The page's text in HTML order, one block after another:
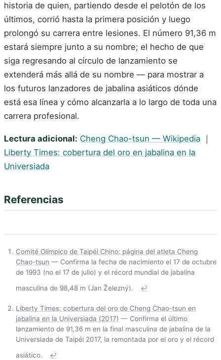
historia de quien, partiendo desde el pelotón de los
últimos, corrió hasta la primera posición y luego
prolongó su carrera entre lesiones. El número 91,36 m
estará siempre junto a su nombre; el hecho de que
siga regresando al círculo de lanzamiento se
extenderá más allá de su nombre — para mostrar a
los futuros lanzadores de jabalina asiáticos dónde
está esa línea y cómo alcanzarla a lo largo de toda una
carrera profesional.
Lectura adicional: Cheng Chao-tsun — Wikipedia ｜
Liberty Times: cobertura del oro en jabalina en la
Universiada
Referencias
Comité Olímpico de Taipéi Chino: página del atleta Cheng
Chao-tsun — Confirma la fecha de nacimiento el 17 de octubre
de 1993 (no el 17 de julio) y el récord mundial de jabalina
masculina de 98,48 m (Jan Železný).
↩
Liberty Times: cobertura del oro de Cheng Chao-tsun en
jabalina en la Universiada (2017) — Confirma el último
lanzamiento de 91,36 m en la final masculina de jabalina de la
Universiada de Taipéi 2017, la remontada por el oro y el récord
asiático.
↩